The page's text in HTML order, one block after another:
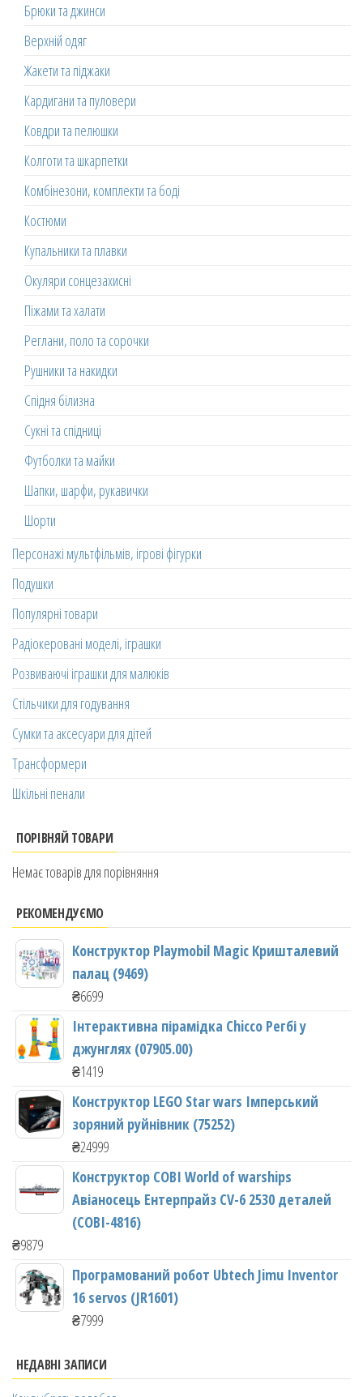
Брюки та джинси
Верхній одяг
Жакети та піджаки
Кардигани та пуловери
Ковдри та пелюшки
Колготи та шкарпетки
Комбінезони, комплекти та боді
Костюми
Купальники та плавки
Окуляри сонцезахисні
Піжами та халати
Реглани, поло та сорочки
Рушники та накидки
Спідня білизна
Сукні та спідниці
Футболки та майки
Шапки, шарфи, рукавички
Шорти
Персонажі мультфільмів, ігрові фігурки
Подушки
Популярні товари
Радіокеровані моделі, іграшки
Розвиваючі іграшки для малюків
Стільчики для годування
Сумки та аксесуари для дітей
Трансформери
Шкільні пенали
ПОРІВНЯЙ ТОВАРИ
Немає товарів для порівняння
РЕКОМЕНДУЄМО
Конструктор Playmobil Magic Кришталевий
палац (9469)
₴6699
Інтерактивна пірамідка Chicco Регбі у
джунглях (07905.00)
₴1419
Конструктор LEGO Star wars Імперський
зоряний руйнівник (75252)
₴24999
Конструктор COBI World of warships
Авіаносець Ентерпрайз CV-6 2530 деталей
(COBI-4816)
₴9879
Програмований робот Ubtech Jimu Inventor
16 servos (JR1601)
₴7999
НЕДАВНІ ЗАПИСИ